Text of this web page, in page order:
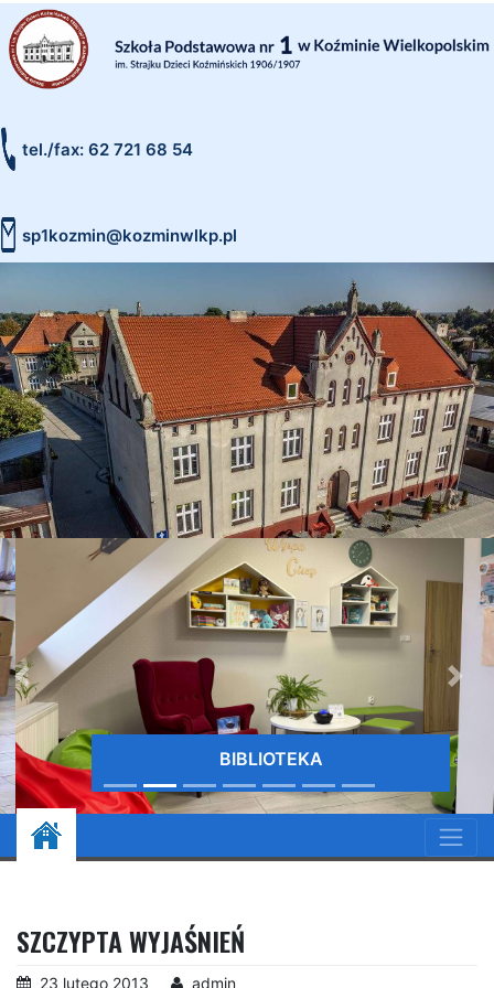
tel./fax: 62 721 68 54
sp1kozmin@kozminwlkp.pl
BIBLIOTEKA
SZCZYPTA WYJAŚNIEŃ
23 lutego 2013 admin